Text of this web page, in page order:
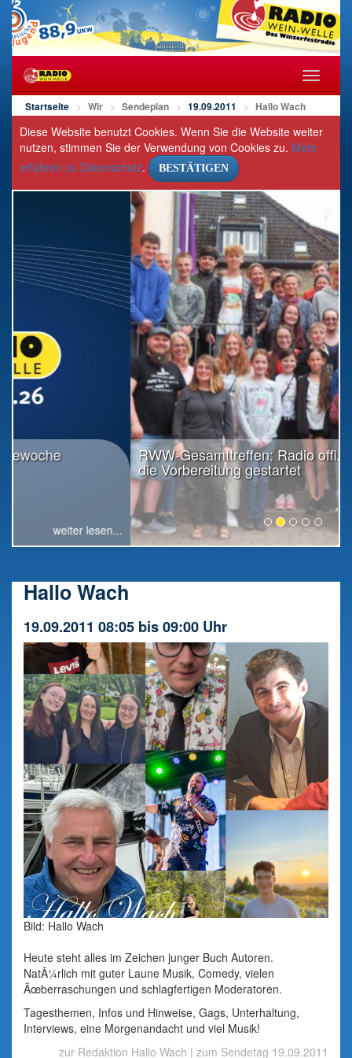
öffnen/
Startseite Wir Sendeplan 19.09.2011 Hallo Wach
Diese Website benutzt Cookies. Wenn Sie die Website weiter
nutzen, stimmen Sie der Verwendung von Cookies zu. Mehr
erfahren zu Datenschutz. BESTÄTIGEN
RWW-Gesamttreffen: Radio offiziell in
die Vorbereitung gestartet
weiter lesen...
Hallo Wach
19.09.2011 08:05 bis 09:00 Uhr
Bild: Hallo Wach
Heute steht alles im Zeichen junger Buch Autoren.
NatÃ¼rlich mit guter Laune Musik, Comedy, vielen
Ãœberraschungen und schlagfertigen Moderatoren.
Tagesthemen, Infos und Hinweise, Gags, Unterhaltung,
Interviews, eine Morgenandacht und viel Musik!
zur Redaktion Hallo Wach | zum Sendetag 19.09.2011